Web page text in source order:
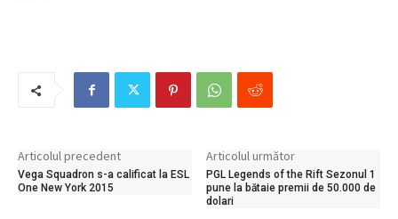
Articolul precedent
Vega Squadron s-a calificat la ESL
One New York 2015
Articolul următor
PGL Legends of the Rift Sezonul 1
pune la bătaie premii de 50.000 de
dolari